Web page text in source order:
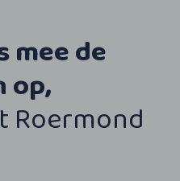
mee de
op,
Roermond